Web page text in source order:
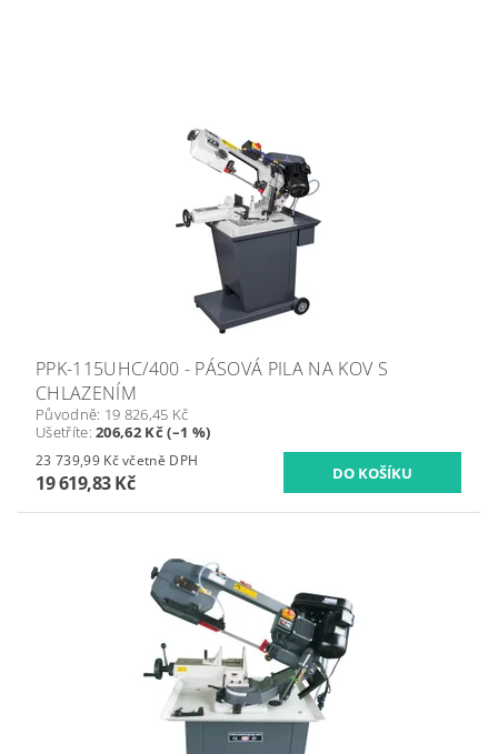
PPK-115UHC/400 - PÁSOVÁ PILA NA KOV S
CHLAZENÍM
Původně: 19 826,45 Kč
Ušetříte:206,62 Kč (–1 %)
23 739,99 Kč včetně DPH
19 619,83 Kč